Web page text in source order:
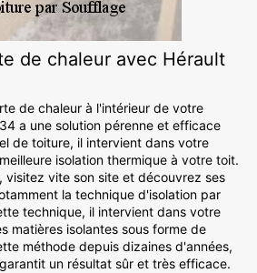
de chaleur avec Hérault
de chaleur à l'intérieur de votre
a une solution pérenne et efficace
de toiture, il intervient dans votre
isolation thermique à votre toit.
visitez vite son site et découvrez ses
la technique d'isolation par
technique, il intervient dans votre
matières isolantes sous forme de
méthode depuis dizaines d'années,
un résultat sûr et très efficace.